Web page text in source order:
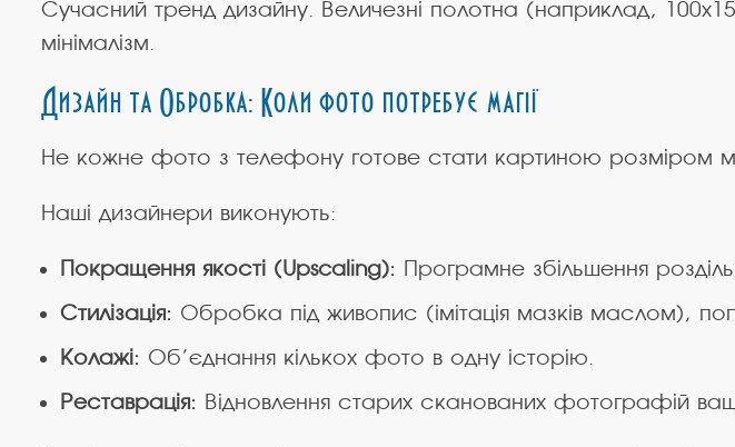
Сучасний тренд дизайну. Величезні полотна (наприклад,
мінімалізм.
Дизайн та Обробка: Коли фото потребує магії
Не кожне фото з телефону готове стати картиною розміром
Наші дизайнери виконують:
Покращення якості (Upscaling): Програмне збільшення
Стилізація: Обробка під живопис (імітація мазків маслом),
Колажі: Об’єднання кількох фото в одну історію.
Реставрація: Відновлення старих сканованих фотографій